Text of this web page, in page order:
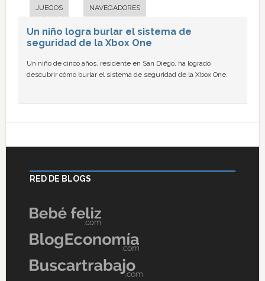
JUEGOS NAVEGADORES
Un niño logra burlar el sistema de
seguridad de la Xbox One
Un niño de cinco años, residente en San Diego, ha logrado
descubrir cómo burlar el sistema de seguridad de la Xbox One.
RED DE BLOGS